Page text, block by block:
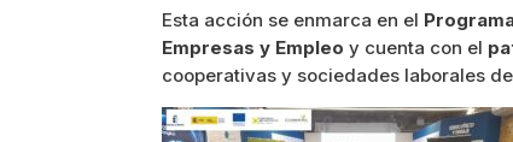
Esta acción se enmarca en el
Empresas y Empleo y cuenta con el
cooperativas y sociedades laborales